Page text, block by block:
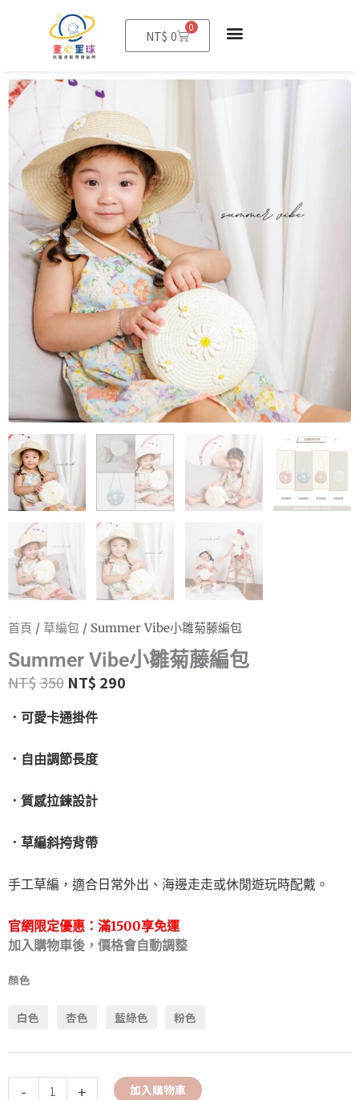
NT$ 0
0
購
物
首頁 / 草編包 / Summer Vibe小雛菊藤編包
Summer Vibe小雛菊藤編包
NT$350 NT$ 290
．可愛卡通掛件
．自由調節長度
．質感拉鍊設計
．草編斜挎背帶
手工草編，適合日常外出、海邊走走或休閒遊玩時配戴。
官網限定優惠： 滿1500享免運
加入購物車後，價格會自動調整
顏色
白色 杏色 藍綠色 粉色
- + 加入購物車